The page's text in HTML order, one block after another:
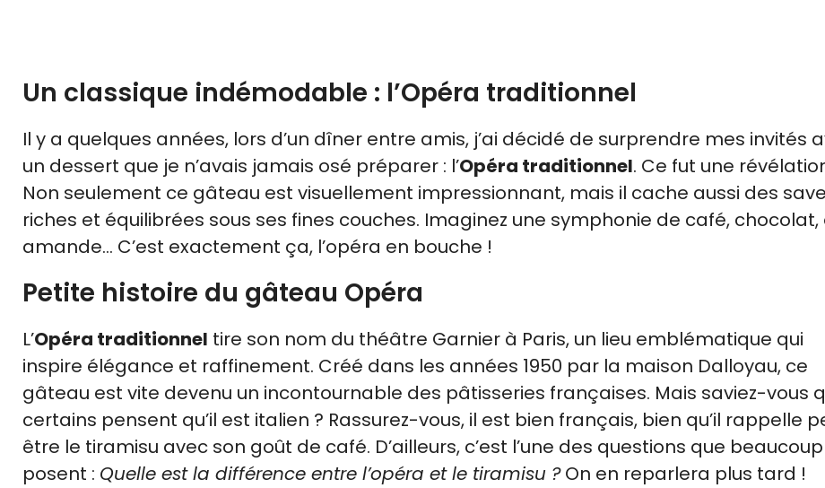
Un classique indémodable : l’Opéra traditionnel
Il y a quelques années, lors d’un dîner entre amis, j’ai décidé de surprendre mes invités
un dessert que je n’avais jamais osé préparer : l’Opéra traditionnel. Ce fut une
Non seulement ce gâteau est visuellement impressionnant, mais il cache aussi des
riches et équilibrées sous ses fines couches. Imaginez une symphonie de café, chocolat,
amande… C’est exactement ça, l’opéra en bouche !
Petite histoire du gâteau Opéra
L’Opéra traditionnel tire son nom du théâtre Garnier à Paris, un lieu emblématique qui
inspire élégance et raffinement. Créé dans les années 1950 par la maison Dalloyau, ce
gâteau est vite devenu un incontournable des pâtisseries françaises. Mais saviez-vous
certains pensent qu’il est italien ? Rassurez-vous, il est bien français, bien qu’il rappelle
être le tiramisu avec son goût de café. D’ailleurs, c’est l’une des questions que
posent : Quelle est la différence entre l’opéra et le tiramisu ?On en reparlera plus tard !